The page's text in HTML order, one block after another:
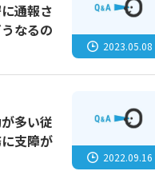
通報さ
なるの
2023.05.08
多い従
支障が
2022.09.16